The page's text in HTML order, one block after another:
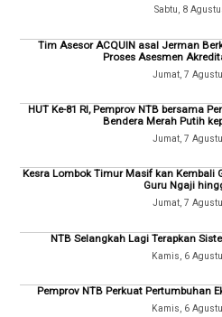
Sabtu, 8
Tim Asesor ACQUIN asal Jerman
Proses Asesmen
Jumat, 7
HUT Ke-81 RI, Pemprov NTB bersama
Bendera Merah Putih
Jumat, 7
Kesra Lombok Timur Masif kan Kembali
Guru Ngaji
Jumat, 7
NTB Selangkah Lagi Terapkan
Kamis, 6
Pemprov NTB Perkuat Pertumbuhan
Kamis, 6